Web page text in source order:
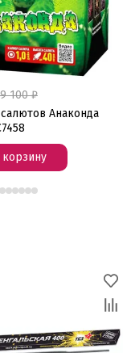
9 100 ₽
Анаконда
корзину